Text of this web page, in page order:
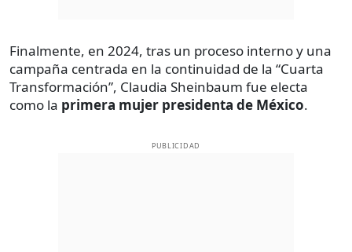
Finalmente, en 2024, tras un proceso interno y una
campaña centrada en la continuidad de la “Cuarta
Transformación”, Claudia Sheinbaum fue electa
como la primera mujer presidenta de México.
PUBLICIDAD